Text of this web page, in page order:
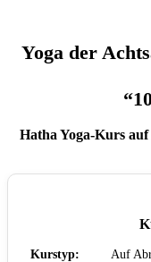
Yoga der
Hatha Yoga-Kurs
Kurstyp:
Auf